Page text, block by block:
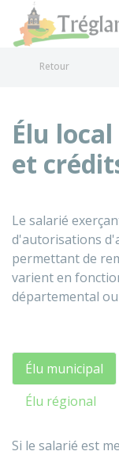
Retour
Élu
et
Le salarié
d'autorisations
permettant de
varient en
départemental
Élu municipal
Élu régional
Si le salarié est